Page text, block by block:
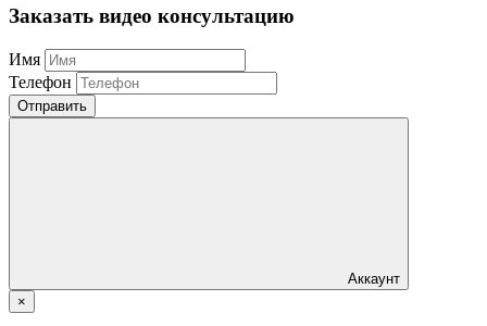
Заказать видео консультацию
Имя
Телефон
Отправить
Аккаунт
×